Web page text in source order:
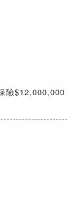
險$12,000,000